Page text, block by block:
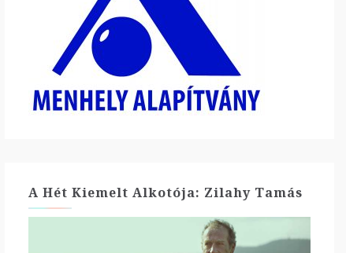
A Hét Kiemelt Alkotója: Zilahy Tamás